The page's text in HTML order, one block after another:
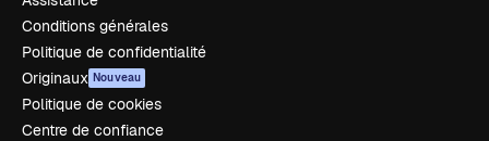
Conditions générales
Politique de confidentialité
Originaux Nouveau
Politique de cookies
Centre de confiance